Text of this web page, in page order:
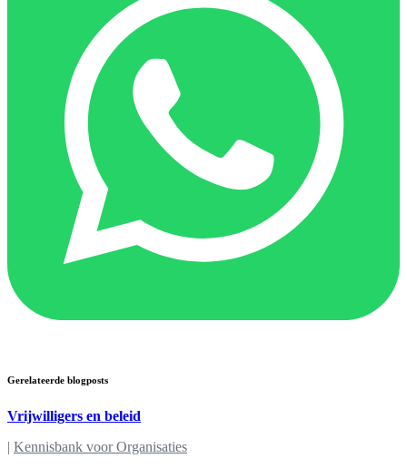
Gerelateerde blogposts
Vrijwilligers en beleid
| Kennisbank voor Organisaties